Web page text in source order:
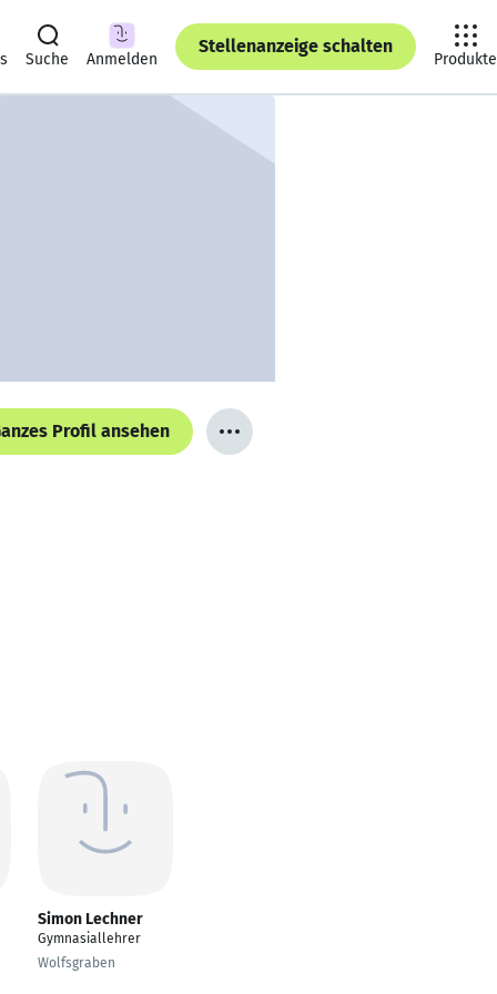
Suche Anmelden
Stellenanzeige schalten
Produkte
Profil ansehen
Simon Lechner
Gymnasiallehrer
Wolfsgraben